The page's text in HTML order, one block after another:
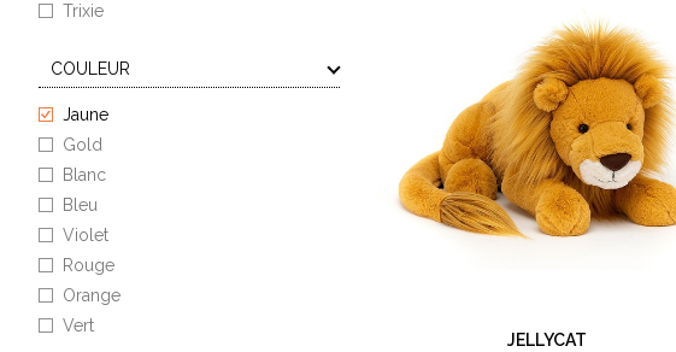
Trixie
COULEUR
Jaune
Gold
Blanc
Bleu
Violet
Rouge
Orange
Vert
JELLYCAT